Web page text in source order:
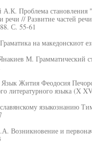
А.К. Проблема становления
речи // Развитие частей
С. 55-61
на македонскиот
М. Грамматический
Жития Феодосия
литературного языка (X
языкознанию
Возникновение и